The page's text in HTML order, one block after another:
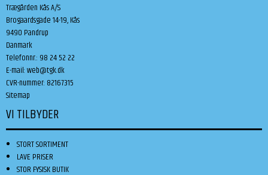
Trægården Kås A/S
Brogaardsgade 14-19, Kås
9490 Pandrup
Danmark
Telefonnr.: 98 24 52 22
E-mail:web@tgk.dk
CVR-nummer: 82167315
Sitemap
VI TILBYDER
STORT SORTIMENT
LAVE PRISER
STOR FYSISK BUTIK